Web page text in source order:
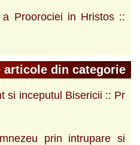
Proorociei in Hristos ::
articole din categorie
si inceputul Bisericii :: Pr
prin intrupare si